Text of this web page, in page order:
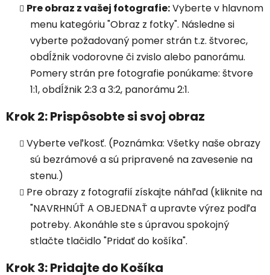
Pre obraz z vašej fotografie:Vyberte v hlavnom
menu kategóriu "Obraz z fotky". Následne si
vyberte požadovaný pomer strán t.z. štvorec,
obdĺžnik vodorovne či zvislo alebo panorámu.
Pomery strán pre fotografie ponúkame: štvore
1:1, obdĺžnik 2:3 a 3:2, panorámu 2:1.
Krok 2: Prispôsobte si svoj obraz
Vyberte veľkosť. (Poznámka: Všetky naše obrazy
sú bezrámové a sú pripravené na zavesenie na
stenu.)
Pre obrazy z fotografií získajte náhľad (kliknite na
"NAVRHNÚŤ A OBJEDNAŤ a upravte výrez podľa
potreby. Akonáhle ste s úpravou spokojný
stlačte tlačidlo "Pridať do košíka".
Krok 3: Pridajte do Košíka